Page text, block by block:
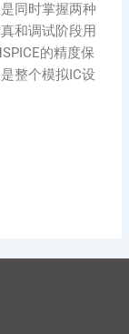
同时掌握两种
和调试阶段用
的精度保
整个模拟IC设